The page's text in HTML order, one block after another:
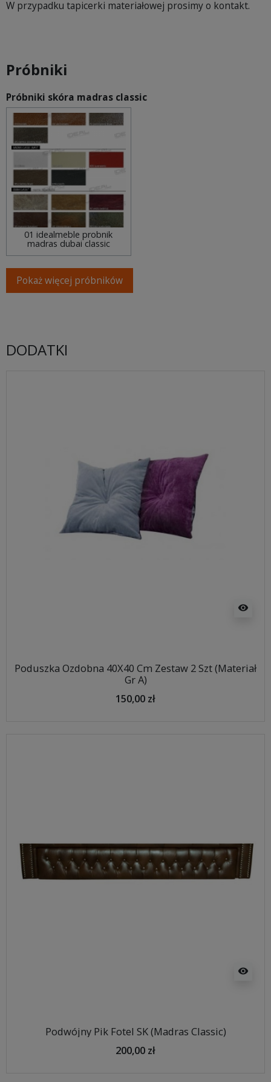
W przypadku tapicerki materiałowej prosimy o kontakt.
Próbniki
Próbniki skóra madras classic
01 idealmeble probnik
madras dubai classic
Pokaż więcej próbników
DODATKI
visibility
Poduszka Ozdobna 40X40 Cm Zestaw 2 Szt (Materiał
Gr A)
150,00 zł
visibility
Podwójny Pik Fotel SK (Madras Classic)
200,00 zł